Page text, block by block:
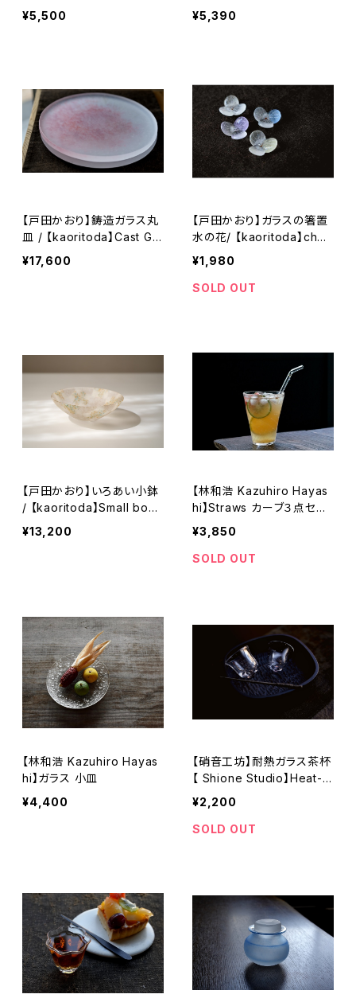
¥5,500 ¥5,390
【戸田かおり】鋳造ガラス丸
皿 / 【kaoritoda】Cast Gla
ss Round Plate
¥17,600
【戸田かおり】ガラスの箸置
水の花/ 【kaoritoda】chop
stick rest Water Flower
¥1,980
SOLD OUT
【戸田かおり】いろあい小鉢
/ 【kaoritoda】Small bowl
/ Small dish
¥13,200
【林和浩 Kazuhiro Hayas
hi】Straws カーブ３点セッ
ト（耐熱ガラス）
¥3,850
SOLD OUT
【林和浩 Kazuhiro Hayas
hi】ガラス 小皿
¥4,400
【硝音工坊】耐熱ガラス茶杯
【 Shione Studio】Heat-r
esistant Glass Tea Cup
¥2,200
SOLD OUT